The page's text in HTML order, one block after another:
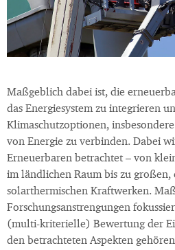
Maßgeblich dabei ist, die
das Energiesystem zu integrieren
Klimaschutzoptionen,
von Energie zu verbinden. Dabei
Erneuerbaren betrachtet – von
im ländlichen Raum bis zu
solarthermischen Kraftwerken.
Forschungsanstrengungen
(multi-kriterielle) Bewertung der
den betrachteten Aspekten